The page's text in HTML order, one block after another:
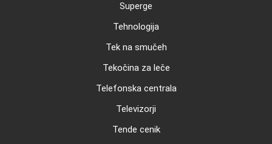
Superge
Tehnologija
Tek na smučeh
Tekočina za leče
Telefonska centrala
Televizorji
Tende cenik